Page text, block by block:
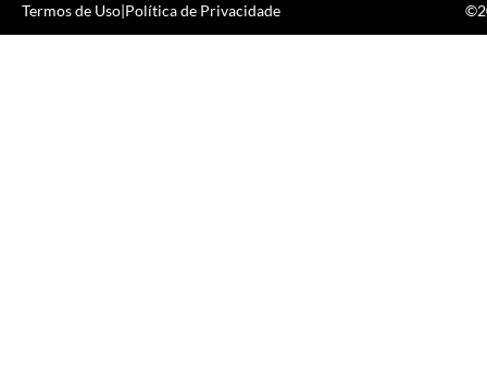
Termos de Uso|Política de Privacidade